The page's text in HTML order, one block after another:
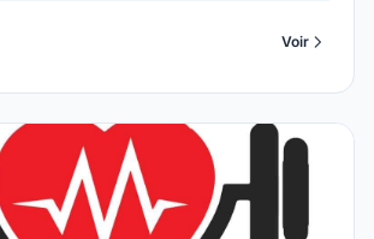
Voir